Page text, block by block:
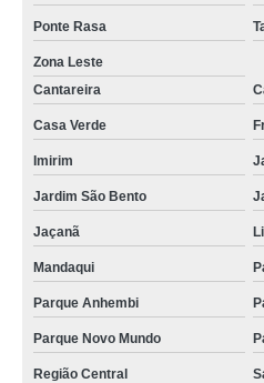
Ponte Rasa
Zona Leste
Cantareira
Casa Verde
Imirim
Jardim São Bento
Jaçanã
Mandaqui
Parque Anhembi
Parque Novo Mundo
Região Central